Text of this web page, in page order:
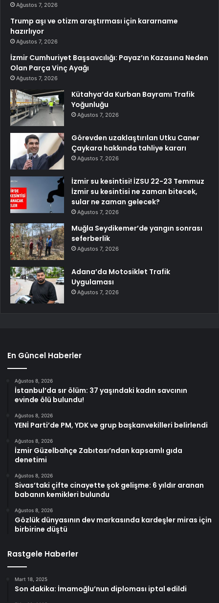
Ağustos 7, 2026
Trump aşı ve otizm araştırması için kararname
hazırlıyor
Ağustos 7, 2026
İzmir Cumhuriyet Başsavcılığı: Payaz’ın Kazasına Neden
Olan Parça Vinç Ayağı
Ağustos 7, 2026
Kütahya’da Kurban Bayramı Trafik
Yoğunluğu
Ağustos 7, 2026
Görevden uzaklaştırılan Utku Caner
Çaykara hakkında tahliye kararı
Ağustos 7, 2026
İzmir su kesintisi! İZSU 22-23 Temmuz
İzmir su kesintisi ne zaman bitecek,
sular ne zaman gelecek?
Ağustos 7, 2026
Muğla Seydikemer’de yangın sonrası
seferberlik
Ağustos 7, 2026
Adana’da Motosiklet Trafik
Uygulaması
Ağustos 7, 2026
En Güncel Haberler
Ağustos 8, 2026
İstanbul’da sır ölüm: 37 yaşındaki kadın savcının
evinde ölü bulundu!
Ağustos 8, 2026
YENİ Parti’de PM, YDK ve grup başkanvekilleri belirlendi
Ağustos 8, 2026
İzmir Güzelbahçe Zabıtası’ndan kapsamlı gıda
denetimi
Ağustos 8, 2026
Sivas’taki çifte cinayette şok gelişme: 6 yıldır aranan
babanın kemikleri bulundu
Ağustos 8, 2026
Gözlük dünyasının dev markasında kardeşler miras için
birbirine düştü
Rastgele Haberler
Mart 18, 2025
Son dakika: İmamoğlu’nun diploması iptal edildi